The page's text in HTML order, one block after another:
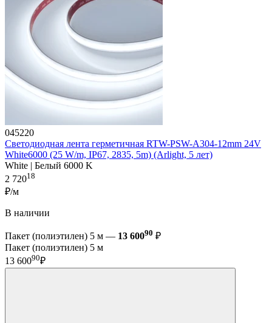
045220
Светодиодная лента герметичная RTW-PSW-A304-12mm 24V
White6000 (25 W/m, IP67, 2835, 5m) (Arlight, 5 лет)
White | Белый 6000 K
2 72018
₽/м
В наличии
Пакет (полиэтилен) 5 м — 13 60090 ₽
Пакет (полиэтилен) 5 м
13 60090₽